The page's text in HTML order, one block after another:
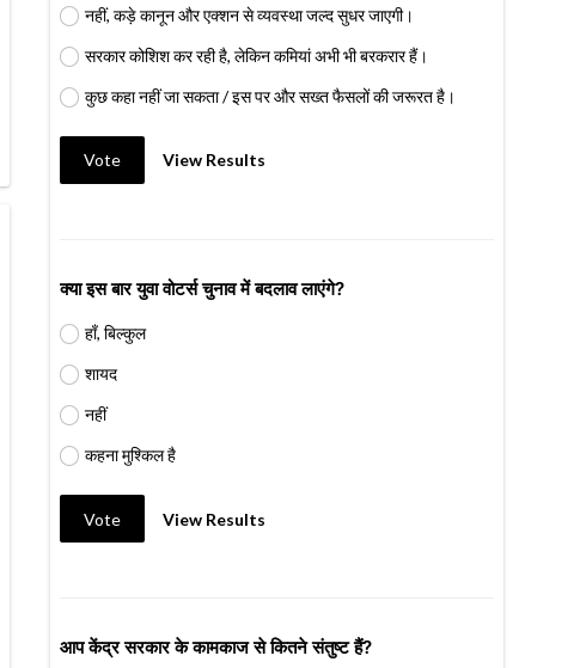
नहीं, कड़े कानून और एक्शन से व्यवस्था जल्द सुधर जाएगी।
सरकार कोशिश कर रही है, लेकिन कमियां अभी भी बरकरार हैं।
कुछ कहा नहीं जा सकता / इस पर और सख्त फैसलों की जरूरत है।
Vote View Results
क्या इस बार युवा वोटर्स चुनाव में बदलाव लाएंगे?
हाँ, बिल्कुल
शायद
नहीं
कहना मुश्किल है
Vote View Results
आप केंद्र सरकार के कामकाज से कितने संतुष्ट हैं?